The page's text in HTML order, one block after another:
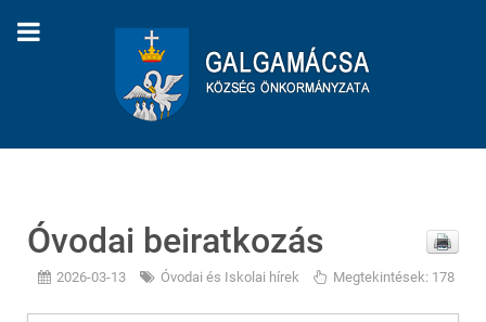
Óvodai beiratkozás
2026-03-13 Óvodai és Iskolai hírek Megtekintések: 178